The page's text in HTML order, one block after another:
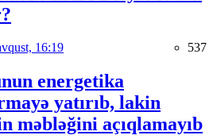
16:19 537
energetika
yatırıb, lakin
məbləğini açıqlamayıb